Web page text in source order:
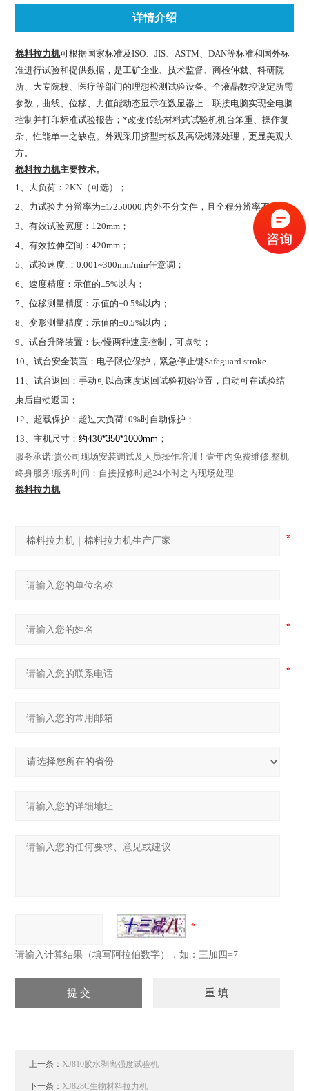
详情介绍
棉料拉力机可根据国家标准及ISO、JIS、ASTM、DAN等标准和国外标
准进行试验和提供数据，是工矿企业、技术监督、商检仲裁、科研院
所、大专院校、医疗等部门的理想检测试验设备。全液晶数控设定所需
参数，曲线、位移、力值能动态显示在数显器上，联接电脑实现全电脑
控制并打印标准试验报告；*改变传统材料式试验机机台笨重、操作复
杂、性能单一之缺点。外观采用挤型封板及高级烤漆处理，更显美观大
方。
棉料拉力机主要技术。
1、大负荷：2KN（可选）
；
2、力试验力分辩率为±1/250000,内外不分文件，且全程分辨率不变；
3、有效试验宽度： 120mm ；
4、有效拉伸空间：420mm ；
5、试验速度: ：0.001~300mm/min任意调；
6、速度精度：示值的±5%以内；
7、位移测量精度：示值的±0.5%以内；
8、变形测量精度：示值的±0.5%以内；
9、试台升降装置：快/慢两种速度控制，可点动；
10、试台安全装置：电子限位保护，紧急停止键Safeguard stroke
11、试台返回：手动可以高速度返回试验初始位置，自动可在试验结
束后自动返回；
12、超载保护：超过大负荷10%时自动保护；
13、主机尺寸：约430*350*1000mm ；
服务承诺:贵公司现场安装调试及人员操作培训！壹年内免费维修,整机
终身服务!服务时间：自接报修时起24小时之内现场处理.
棉料拉力机
请输入计算结果（填写阿拉伯数字），如：三加四=7
上一条：XJ810胶水剥离强度试验机
下一条：XJ828C生物材料拉力机